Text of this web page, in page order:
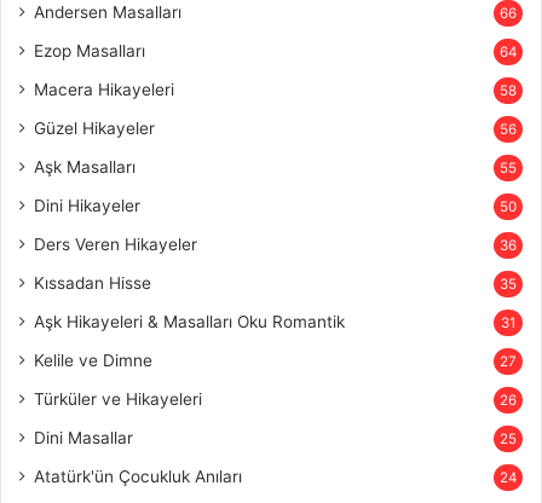
Andersen Masalları 66
Ezop Masalları 64
Macera Hikayeleri 58
Güzel Hikayeler 56
Aşk Masalları 55
Dini Hikayeler 50
Ders Veren Hikayeler 36
Kıssadan Hisse 35
Aşk Hikayeleri & Masalları Oku Romantik 31
Kelile ve Dimne 27
Türküler ve Hikayeleri 26
Dini Masallar 25
Atatürk'ün Çocukluk Anıları 24